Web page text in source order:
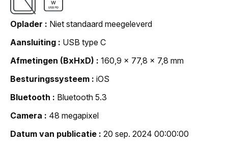
Oplader
Niet standaard meegeleverd
Aansluiting
USB type C
Afmetingen (BxHxD)
160,9 x 77,8 x 7,8 mm
Besturingssysteem
iOS
Bluetooth
Bluetooth 5.3
Camera
48 megapixel
Datum van publicatie
20 sep. 2024 00:00:00